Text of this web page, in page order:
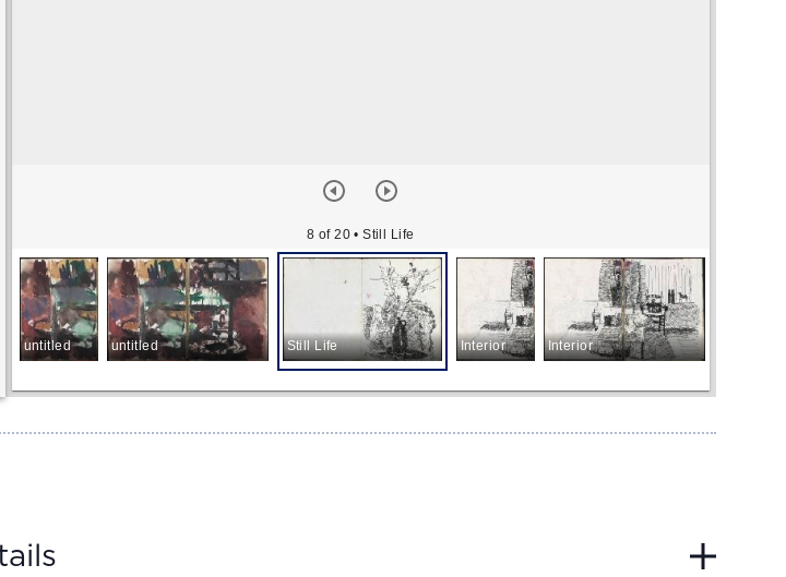
8 of 20 • Still Life
untitled untitled Still Life Interior Interior